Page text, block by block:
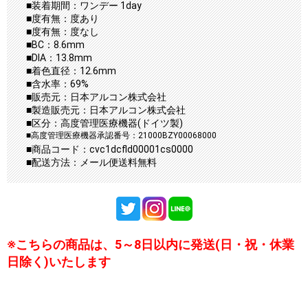
■装着期間：ワンデー 1day
■度有無：度あり
■度有無：度なし
■BC：8.6mm
■DIA：13.8mm
■着色直径：12.6mm
■含水率：69%
■販売元：日本アルコン株式会社
■製造販売元：日本アルコン株式会社
■区分：高度管理医療機器(ドイツ製)
■高度管理医療機器承認番号：21000BZY00068000
■商品コード：cvc1dcfld00001cs0000
■配送方法：メール便送料無料
※こちらの商品は、5～8日以内に発送(日・祝・休業
日除く)いたします